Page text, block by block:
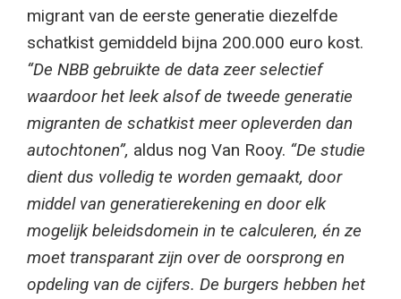
migrant van de eerste generatie diezelfde
schatkist gemiddeld bijna 200.000 euro kost.
“De NBB gebruikte de data zeer selectief
waardoor het leek alsof de tweede generatie
migranten de schatkist meer opleverden dan
autochtonen”, aldus nog Van Rooy. “De studie
dient dus volledig te worden gemaakt, door
middel van generatierekening en door elk
mogelijk beleidsdomein in te calculeren, én ze
moet transparant zijn over de oorsprong en
opdeling van de cijfers. De burgers hebben het